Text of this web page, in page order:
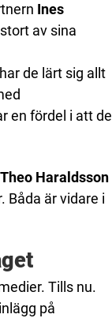
Ines
av sina
de lärt sig allt
en fördel i att de
Theo Haraldsson
Båda är vidare i
Tills nu.
på